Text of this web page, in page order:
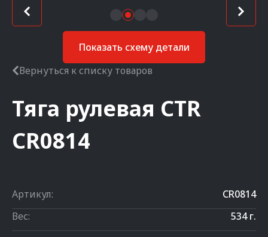
Показать схему детали
Вернуться к списку товаров
Тяга рулевая CTR
CR0814
Артикул:
CR0814
Вес:
534 г.